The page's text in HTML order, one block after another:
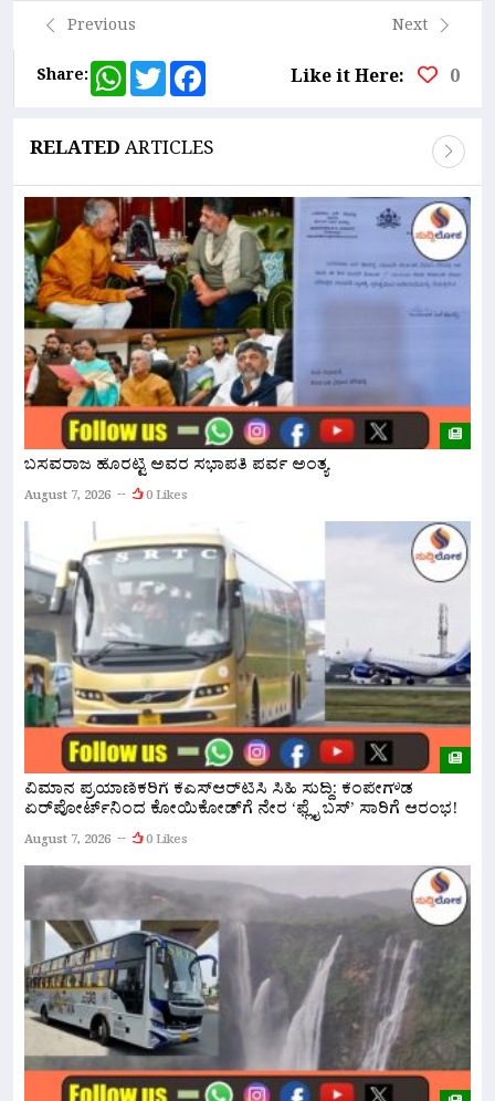
Previous
Next
Share:
WhatsApp
Twitter Like it Here: 0
RELATEDARTICLES
ಬಸವರಾಜ ಹೊರಟ್ಟಿ ಅವರ ಸಭಾಪತಿ ಪರ್ವ ಅಂತ್ಯ
August 7, 2026 0 Likes
ವಿಮಾನ ಪ್ರಯಾಣಿಕರಿಗೆ ಕೆಎಸ್‌ಆರ್‌ಟಿಸಿ ಸಿಹಿ ಸುದ್ದಿ: ಕೆಂಪೇಗೌಡ
ಏರ್‌ಪೋರ್ಟ್‌ನಿಂದ ಕೋಯಿಕೋಡ್‌ಗೆ ನೇರ ‘ಫ್ಲೈ ಬಸ್’ ಸಾರಿಗೆ ಆರಂಭ!
August 7, 2026 0 Likes